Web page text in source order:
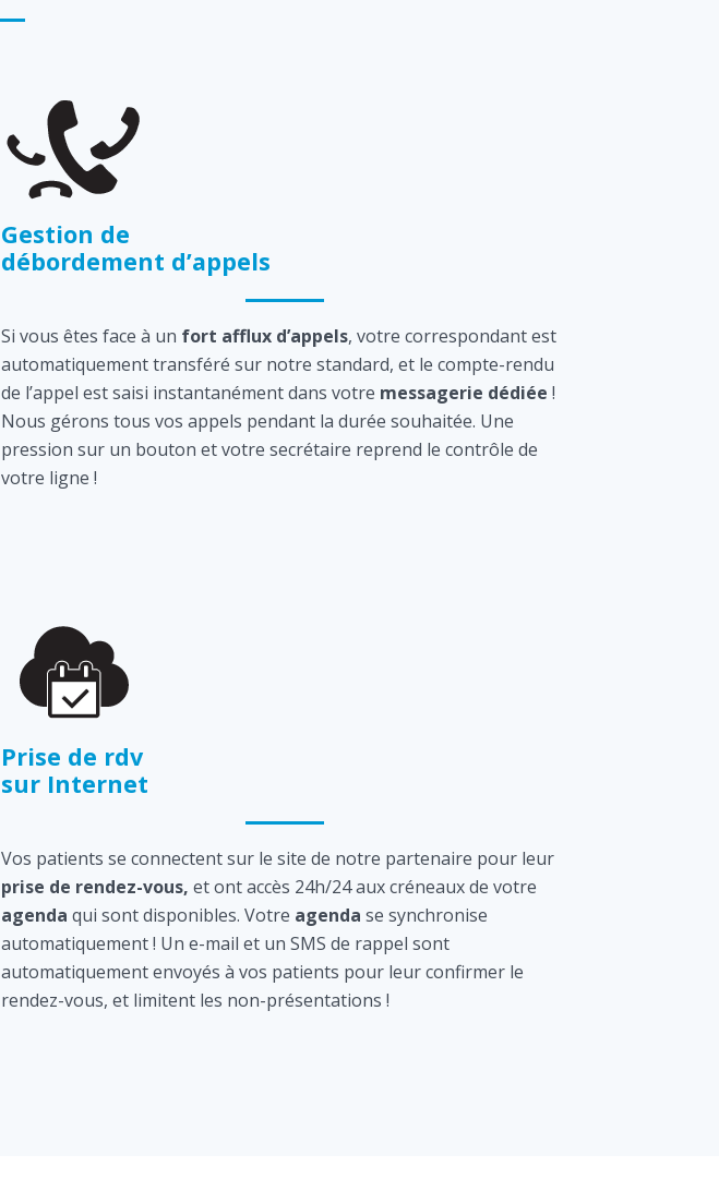
Gestion de
débordement d’appels
Si vous êtes face à un fort afflux d’appels, votre correspondant est
automatiquement transféré sur notre standard, et le compte-rendu
de l’appel est saisi instantanément dans votre messagerie dédiée !
Nous gérons tous vos appels pendant la durée souhaitée. Une
pression sur un bouton et votre secrétaire reprend le contrôle de
votre ligne !
Prise de rdv
sur Internet
Vos patients se connectent sur le site de notre partenaire pour leur
prise de rendez-vous, et ont accès 24h/24 aux créneaux de votre
agenda qui sont disponibles. Votre agenda se synchronise
automatiquement ! Un e-mail et un SMS de rappel sont
automatiquement envoyés à vos patients pour leur confirmer le
rendez-vous, et limitent les non-présentations !